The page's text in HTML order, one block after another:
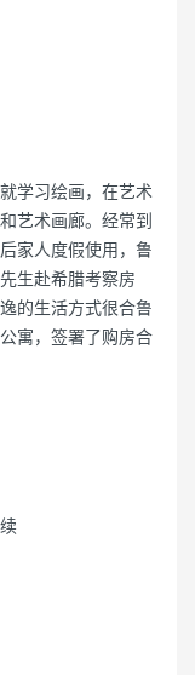
学习绘画，在艺术
艺术画廊。经常到
家人度假使用，鲁
生赴希腊考察房
的生活方式很合鲁
寓，签署了购房合